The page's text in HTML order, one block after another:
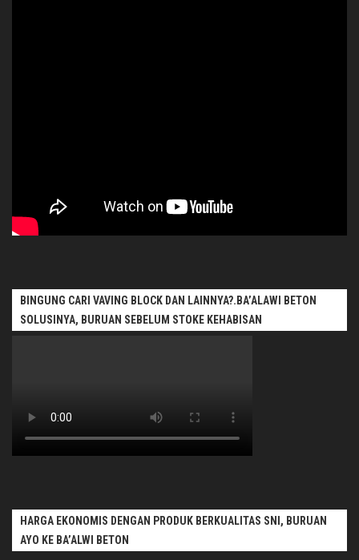
BINGUNG CARI VAVING BLOCK DAN LAINNYA?.BA’ALAWI BETON
SOLUSINYA, BURUAN SEBELUM STOKE KEHABISAN
HARGA EKONOMIS DENGAN PRODUK BERKUALITAS SNI, BURUAN
AYO KE BA’ALWI BETON